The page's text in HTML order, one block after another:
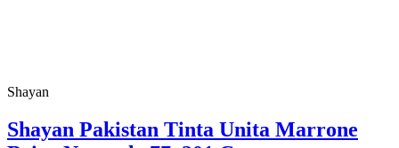
Shayan
Shayan Pakistan Tinta Unita Marrone